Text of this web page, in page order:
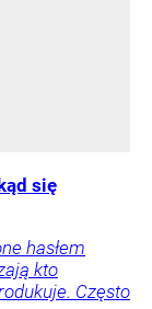
się
hasłem
kto
Często